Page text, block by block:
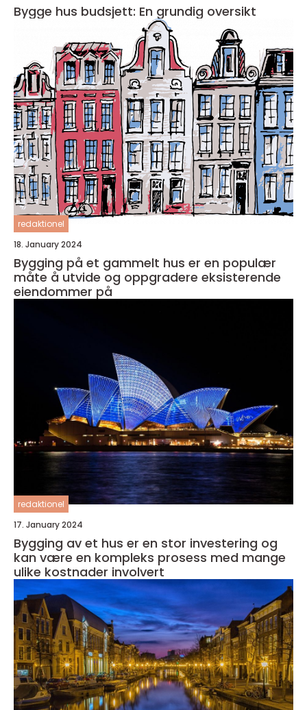
Bygge hus budsjett: En grundig oversikt
redaktionel
18. January 2024
Bygging på et gammelt hus er en populær
måte å utvide og oppgradere eksisterende
eiendommer på
redaktionel
17. January 2024
Bygging av et hus er en stor investering og
kan være en kompleks prosess med mange
ulike kostnader involvert